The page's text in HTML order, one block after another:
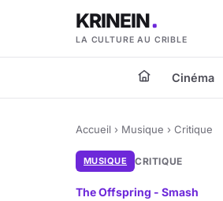
KRINEIN
LA CULTURE AU CRIBLE
Cinéma
Accueil › Musique › Critique
MUSIQUE CRITIQUE
The Offspring - Smash